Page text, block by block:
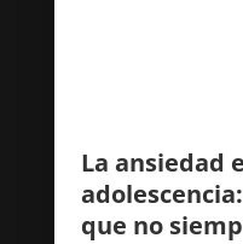
La ansiedad
que no